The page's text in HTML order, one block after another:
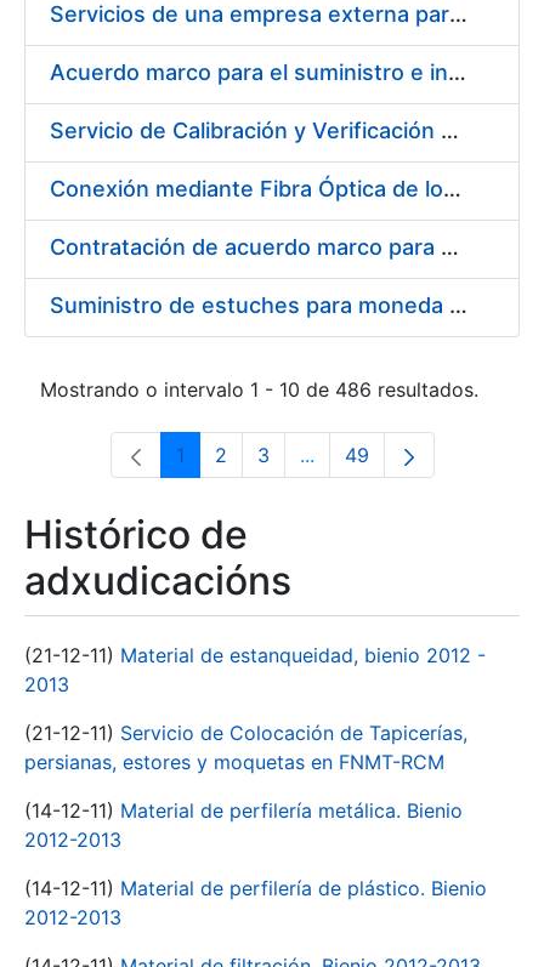
Servicios de una empresa externa para el asesoramiento y resolución de los recursos de alzada que se presentan relacionados con procesos de selección para la FNMT-RCM
Acuerdo marco para el suministro e instalación de persianas, estores y otros complementos
Servicio de Calibración y Verificación Externa de los Equipos de Medición del Servicio de Prevención de la FNMT-RCM
Conexión mediante Fibra Óptica de los Centros de Proceso de Datos (CPDs) de las sedes de la FNMT-RCM de Burgos y Madrid
Contratación de acuerdo marco para el Suministro de Material de Electricidad para la Fábrica Nacional de Moneda y Timbre-Real Casa de la Moneda en su centro de trabajo de Burgos
Suministro de estuches para moneda de 30 €
Mostrando o intervalo 1 - 10 de 486 resultados.
Páxina
1 Páxina
2 Páxina
3 ...Páxinas intermedias Use
Páxina
49
Histórico de
adxudicacións
(21-12-11) Material de estanqueidad, bienio 2012 -
2013
(21-12-11) Servicio de Colocación de Tapicerías,
persianas, estores y moquetas en FNMT-RCM
(14-12-11) Material de perfilería metálica. Bienio
2012-2013
(14-12-11) Material de perfilería de plástico. Bienio
2012-2013